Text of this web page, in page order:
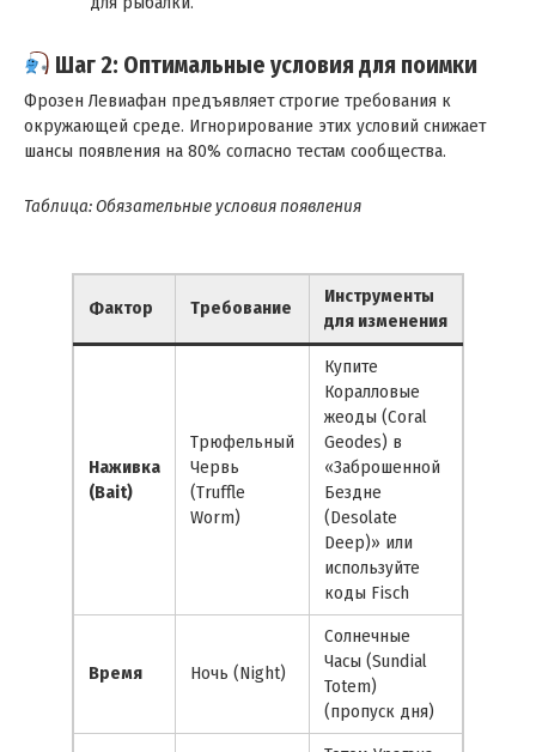
Шаг 2: Оптимальные условия для поимки
Фрозен Левиафан предъявляет строгие требования к
окружающей среде. Игнорирование этих условий снижает
шансы появления на 80% согласно тестам сообщества.
Таблица: Обязательные условия появления
Фактор Требование
Инструменты
для изменения
Наживка
(Bait)
Трюфельный
Червь
(Truffle
Worm)
Купите
Коралловые
жеоды (Coral
Geodes) в
«Заброшенной
Бездне
(Desolate
Deep)» или
используйте
коды Fisch
Время Ночь (Night)
Солнечные
Часы (Sundial
Totem)
(пропуск дня)